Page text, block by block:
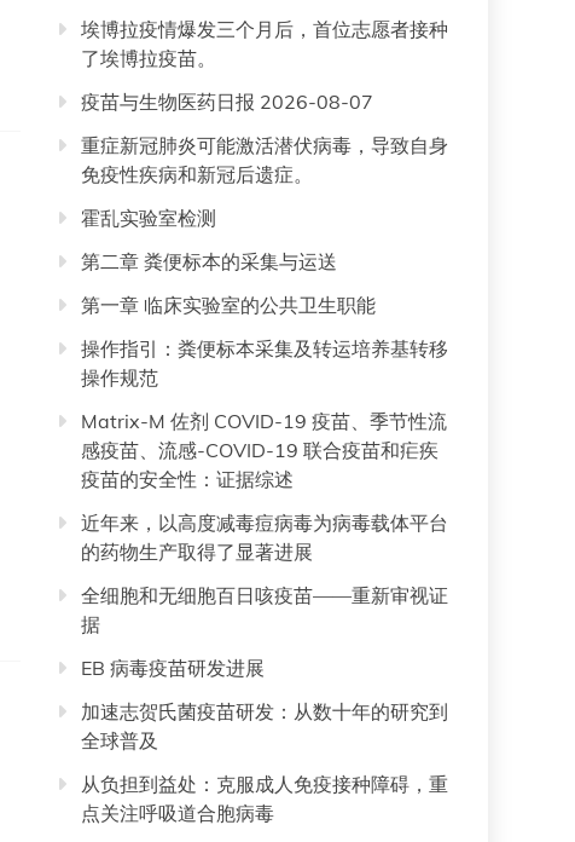
埃博拉疫情爆发三个月后，首位志愿者接种
了埃博拉疫苗。
疫苗与生物医药日报 2026-08-07
重症新冠肺炎可能激活潜伏病毒，导致自身
免疫性疾病和新冠后遗症。
霍乱实验室检测
第二章 粪便标本的采集与运送
第一章 临床实验室的公共卫生职能
操作指引：粪便标本采集及转运培养基转移
操作规范
Matrix-M 佐剂 COVID-19 疫苗、季节性流
感疫苗、流感-COVID-19 联合疫苗和疟疾
疫苗的安全性：证据综述
近年来，以高度减毒痘病毒为病毒载体平台
的药物生产取得了显著进展
全细胞和无细胞百日咳疫苗——重新审视证
据
EB 病毒疫苗研发进展
加速志贺氏菌疫苗研发：从数十年的研究到
全球普及
从负担到益处：克服成人免疫接种障碍，重
点关注呼吸道合胞病毒